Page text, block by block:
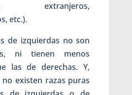
extranjeros,
etc.).
de izquierdas no son
ni tienen menos
las de derechas. Y,
existen razas puras